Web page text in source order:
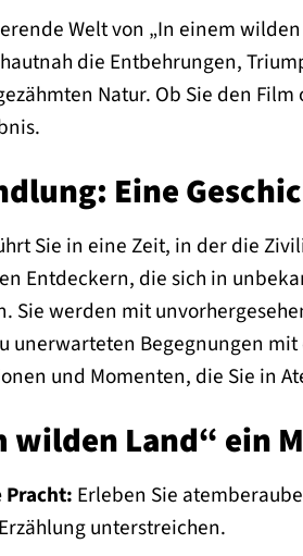
Welt von „In einem
die Entbehrungen,
Natur. Ob Sie den
Eine
Sie in eine Zeit, in der die
Entdeckern, die sich in
Sie werden mit
unerwarteten Begegnungen
und Momenten, die Sie in
wilden Land“ ein
Pracht: Erleben Sie
unterstreichen.